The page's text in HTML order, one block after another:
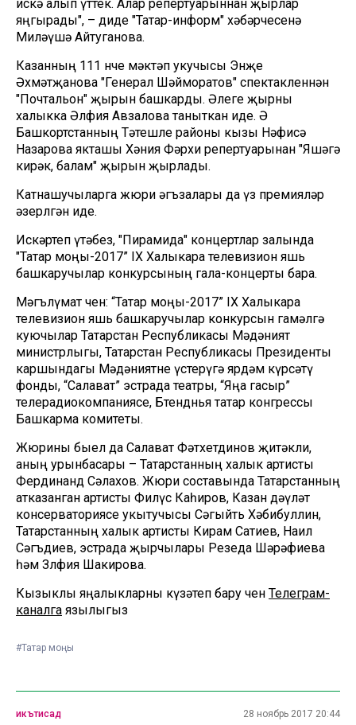
искә алып үттек. Алар репертуарыннан җырлар
яңгырады", – диде "Татар-информ" хәбәрчесенә
Миләүшә Айтуганова.
Казанның 111 нче мәктәп укучысы Энҗе
Әхмәтҗанова "Генерал Шәйморатов" спектакленнән
"Почтальон" җырын башкарды. Әлеге җырны
халыкка Әлфия Авзалова таныткан иде. Ә
Башкортстанның Тәтешле районы кызы Нәфисә
Назарова якташы Хәния Фәрхи репертуарынан "Яшәгә
кирәк, балам" җырын җырлады.
Катнашучыларга жюри әгъзалары да үз премияләр
әзерлгән иде.
Искәртеп үтәбез, "Пирамида" концертлар залында
"Татар моңы-2017” IX Халыкара телевизион яшь
башкаручылар конкурсының гала-концерты бара.
Мәгълүмат өчен: “Татар моңы-2017” IX Халыкара
телевизион яшь башкаручылар конкурсын гамәлгә
куючылар Татарстан Республикасы Мәдәният
министрлыгы, Татарстан Республикасы Президенты
каршындагы Мәдәниятне үстерүгә ярдәм күрсәтү
фонды, “Салават” эстрада театры, “Яңа гасыр”
телерадиокомпаниясе, Бөтендөнья татар конгрессы
Башкарма комитеты.
Жюрины быел да Салават Фәтхетдинов җитәкли,
аның урынбасары – Татарстанның халык артисты
Фердинанд Сәлахов. Жюри составында Татарстанның
атказанган артисты Филүс Каһиров, Казан дәүләт
консерваториясе укытучысы Сәгыйть Хәбибуллин,
Татарстанның халык артисты Кирам Сатиев, Наил
Сәгъдиев, эстрада җырчылары Резеда Шәрәфиева
һәм Зөлфия Шакирова.
Кызыклы яңалыкларны күзәтеп бару өчен Телеграм-
каналга язылыгыз
#Татар моңы
икътисад 28 ноябрь 2017 20:44